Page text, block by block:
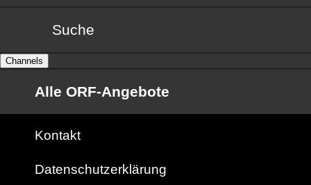
Suche
Channels
Alle ORF-Angebote
Kontakt
Datenschutzerklärung